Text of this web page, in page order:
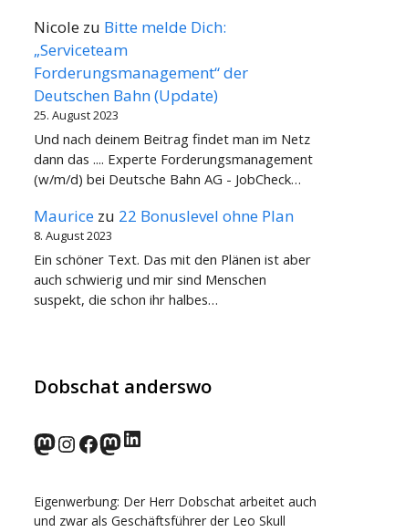
Nicole zu Bitte melde Dich:
„Serviceteam
Forderungsmanagement“ der
Deutschen Bahn (Update)
25. August 2023
Und nach deinem Beitrag findet man im Netz
dann das .... Experte Forderungsmanagement
(w/m/d) bei Deutsche Bahn AG - JobCheck…
Maurice zu 22 Bonuslevel ohne Plan
8. August 2023
Ein schöner Text. Das mit den Plänen ist aber
auch schwierig und mir sind Menschen
suspekt, die schon ihr halbes…
Dobschat anderswo
norden.social
Instagram
Facebook
wp-punks.social
LinkedIn
Eigenwerbung: Der Herr Dobschat arbeitet auch
und zwar als Geschäftsführer der Leo Skull